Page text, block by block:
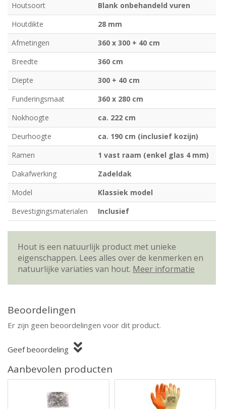
Houtsoort
Blank onbehandeld vuren
Houtdikte
28 mm
Afmetingen
360 x 300 + 40 cm
Breedte
360 cm
Diepte
300 + 40 cm
Funderingsmaat
360 x 280 cm
Nokhoogte
ca. 222 cm
Deurhoogte
ca. 190 cm (inclusief kozijn)
Ramen
1 vast raam (enkel glas 4 mm)
Dakafwerking
Zadeldak
Model
Klassiek model
Bevestigingsmaterialen
Inclusief
Hout is een natuurlijk product met unieke
eigenschappen. Lees alles over de kenmerken en
natuurlijke variaties van hout. Meer informatie
Beoordelingen
Er zijn geen beoordelingen voor dit product.
Geef beoordeling
Aanbevolen producten